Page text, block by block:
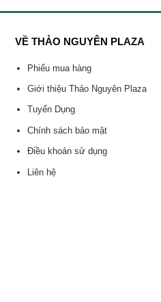
VỀ THẢO NGUYÊN PLAZA
Phiếu mua hàng
Giới thiệu Thảo Nguyên Plaza
Tuyển Dụng
Chính sách bảo mật
Điều khoản sử dụng
Liên hệ